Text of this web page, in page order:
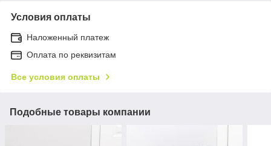
Условия оплаты
Наложенный платеж
Оплата по реквизитам
Все условия оплаты
Подобные товары компании